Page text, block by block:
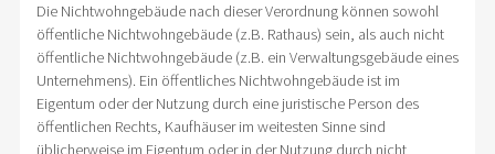
Die Nichtwohngebäude nach dieser Verordnung können sowohl
öffentliche Nichtwohngebäude (z.B. Rathaus) sein, als auch nicht
öffentliche Nichtwohngebäude (z.B. ein Verwaltungsgebäude eines
Unternehmens). Ein öffentliches Nichtwohngebäude ist im
Eigentum oder der Nutzung durch eine juristische Person des
öffentlichen Rechts, Kaufhäuser im weitesten Sinne sind
üblicherweise im Eigentum oder in der Nutzung durch nicht